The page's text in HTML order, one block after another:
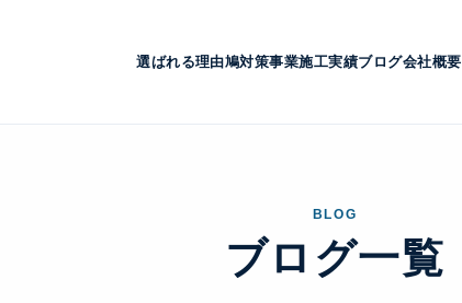
選ばれる理由鳩対策事業施工実績ブログ会社概要
BLOG
ブログ一覧